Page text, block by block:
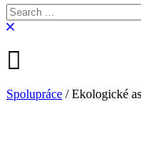
Spolupráce /Ekologické